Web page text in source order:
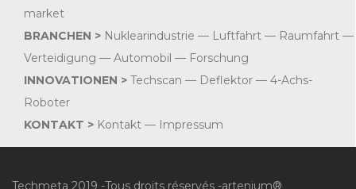
market
BRANCHEN > Nuklearindustrie — Luftfahrt— Raumfahrt—
Verteidigung — Automobil — Forschung
INNOVATIONEN > Techscan — Deflektor— 4-Achs-
Roboter
KONTAKT > Kontakt— Impressum
Techmeta 2019 -Tous droits réservés -artenium®